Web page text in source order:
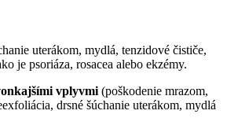
uterákom, mydlá, tenzidové čističe,
je psoriáza, rosacea alebo ekzémy.
vplyvmi (poškodenie mrazom,
drsné šúchanie uterákom, mydlá